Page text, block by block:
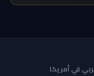
في أمريكا